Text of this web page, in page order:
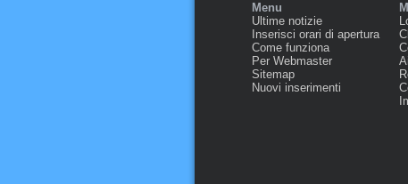
Menu
Ultime notizie
Inserisci orari di apertura
Come funziona
Per Webmaster
Sitemap
Nuovi inserimenti